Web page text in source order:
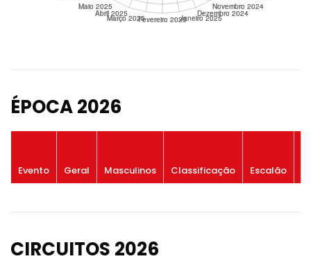
ÉPOCA 2026
Evento Geral Masculinos Classificação Escalão
CIRCUITOS 2026